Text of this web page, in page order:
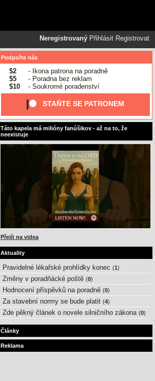
Neregistrovaný Přihlásit Registrovat
Podpořte nás
$2
- Ikona patrona na poradně
$5
- Poradna bez reklam
$10
- Soukromé poradenství
STAŇTE SE PATRONEM
Táto kapela má milióny fanúšikov - až na to, že
neexistuje
Přejít na videa
Aktuality
Pravidelné lékařské prohlídky konec (1 )
Změny v poradňácké poště (0)
Hodnocení příspěvků na poradně (0)
Za stavební normy se bude platit (4)
Zde pěkný článek o novele silničního zákona (0)
Články
Reklama